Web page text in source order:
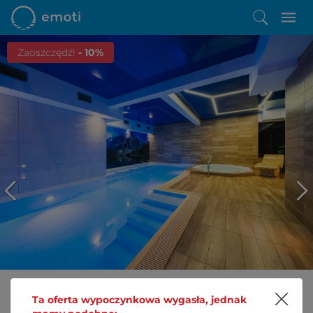
Ta oferta wypoczynkowa wygasła, jednak
Zaoszczędź! - 10%